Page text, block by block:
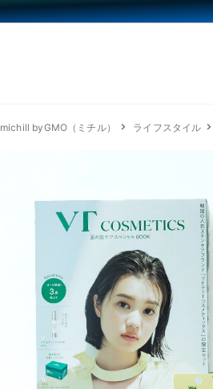
michill byGMO（ミチル） ライフスタイル